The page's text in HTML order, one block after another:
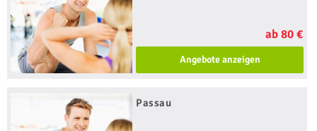
ab 80 €
Angebote anzeigen
Passau